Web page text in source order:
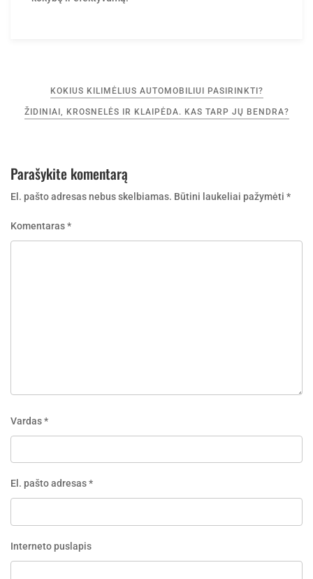
Navigacija
tarp
įrašų
KOKIUS KILIMĖLIUS AUTOMOBILIUI PASIRINKTI?
ŽIDINIAI, KROSNELĖS IR KLAIPĖDA. KAS TARP JŲ BENDRA?
Parašykite komentarą
El. pašto adresas nebus skelbiamas. Būtini laukeliai pažymėti *
Komentaras*
Vardas*
El. pašto adresas*
Interneto puslapis